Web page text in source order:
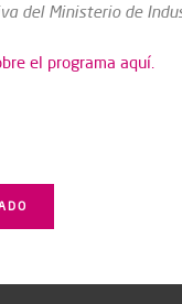
del Ministerio de
el programa aquí.